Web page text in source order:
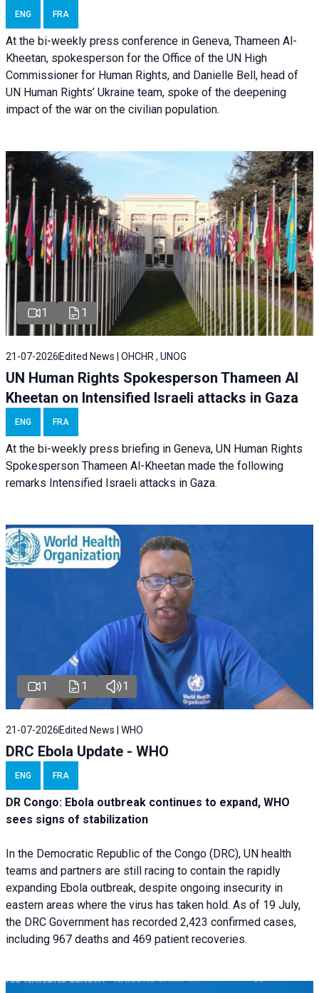
ENG FRA
At the bi-weekly press conference in Geneva, Thameen Al-
Kheetan, spokesperson for the Office of the UN High
Commissioner for Human Rights, and Danielle Bell, head of
UN Human Rights’ Ukraine team, spoke of the deepening
impact of the war on the civilian population.
1 1
21-07-2026 Edited News | OHCHR , UNOG
UN Human Rights Spokesperson Thameen Al
Kheetan on Intensified Israeli attacks in Gaza
ENG FRA
At the bi-weekly press briefing in Geneva, UN Human Rights
Spokesperson Thameen Al-Kheetan made the following
remarks Intensified Israeli attacks in Gaza.
1 1 1
21-07-2026 Edited News | WHO
DRC Ebola Update - WHO
ENG FRA
DR Congo: Ebola outbreak continues to expand, WHO
sees signs of stabilization
In the Democratic Republic of the Congo (DRC), UN health
teams and partners are still racing to contain the rapidly
expanding Ebola outbreak, despite ongoing insecurity in
eastern areas where the virus has taken hold. As of 19 July,
the DRC Government has recorded 2,423 confirmed cases,
including 967 deaths and 469 patient recoveries.